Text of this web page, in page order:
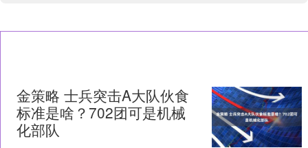
金策略 士兵突击A大队伙食
标准是啥？702团可是机械
化部队